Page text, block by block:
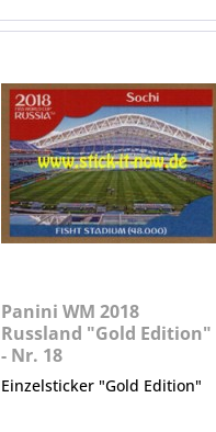
Panini WM 2018
Russland "Gold Edition"
- Nr. 18
Einzelsticker "Gold Edition"